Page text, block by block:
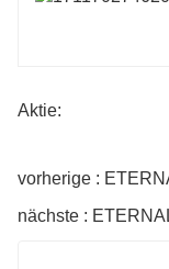
Aktie: